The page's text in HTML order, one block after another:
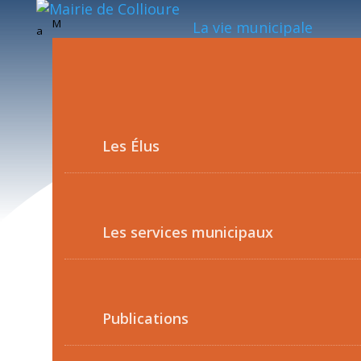
a M La vie municipale
Les Élus
Les services municipaux
Publications